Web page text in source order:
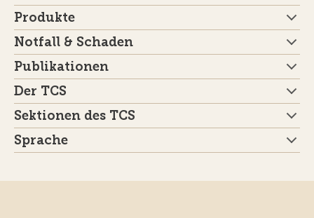
Produkte
Notfall & Schaden
Publikationen
Der TCS
Sektionen des TCS
Sprache